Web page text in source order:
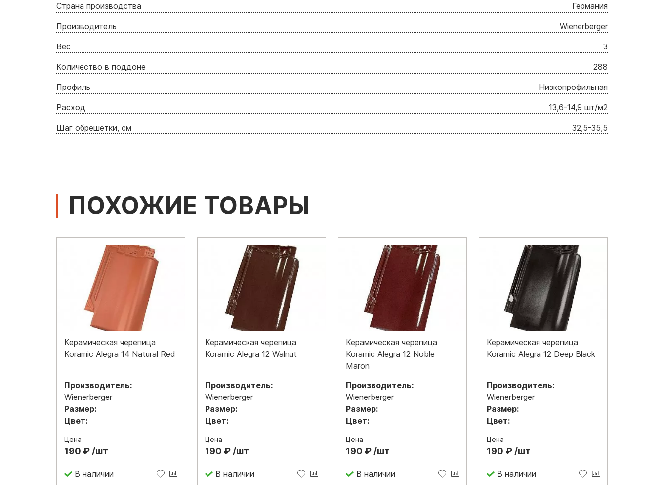
Страна производства Германия
Производитель Wienerberger
Вес 3
Количество в поддоне 288
Профиль Низкопрофильная
Расход 13,6-14,9 шт/м2
Шаг обрешетки, см 32,5-35,5
ПОХОЖИЕ ТОВАРЫ
Керамическая черепица
Koramic Alegra 14 Natural Red
Производитель:
Wienerberger
Размер:
Цвет:
Цена
190 ₽ /шт
В наличии
Керамическая черепица
Koramic Alegra 12 Walnut
Производитель:
Wienerberger
Размер:
Цвет:
Цена
190 ₽ /шт
В наличии
Керамическая черепица
Koramic Alegra 12 Noble
Maron
Производитель:
Wienerberger
Размер:
Цвет:
Цена
190 ₽ /шт
В наличии
Керамическая черепица
Koramic Alegra 12 Deep Black
Производитель:
Wienerberger
Размер:
Цвет:
Цена
190 ₽ /шт
В наличии